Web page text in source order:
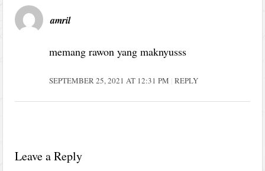
amril
memang rawon yang maknyusss
SEPTEMBER 25, 2021 AT 12:31 PM REPLY
Leave a Reply